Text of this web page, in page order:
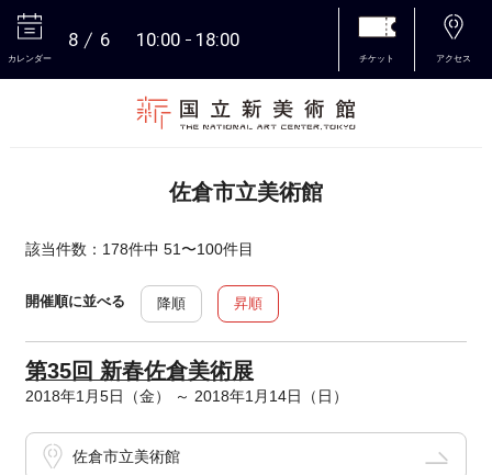
カレンダー
8 6 10:00 18:00
チケット アクセス
佐倉市立美術館
該当件数：178件中 51〜100件目
開催順に並べる 降順 昇順
第35回 新春佐倉美術展
2018年1月5日（金） ～ 2018年1月14日（日）
佐倉市立美術館